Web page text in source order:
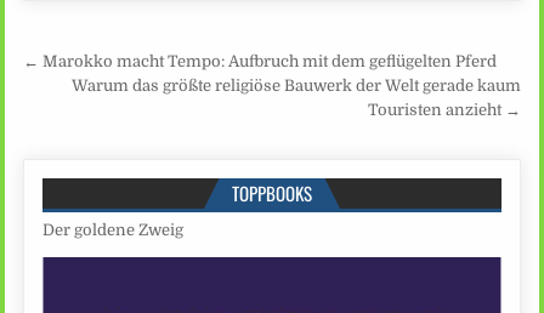
Beitragsnavigation
← Marokko macht Tempo: Aufbruch mit dem geflügelten Pferd
Warum das größte religiöse Bauwerk der Welt gerade kaum
Touristen anzieht →
TOPPBOOKS
Der goldene Zweig